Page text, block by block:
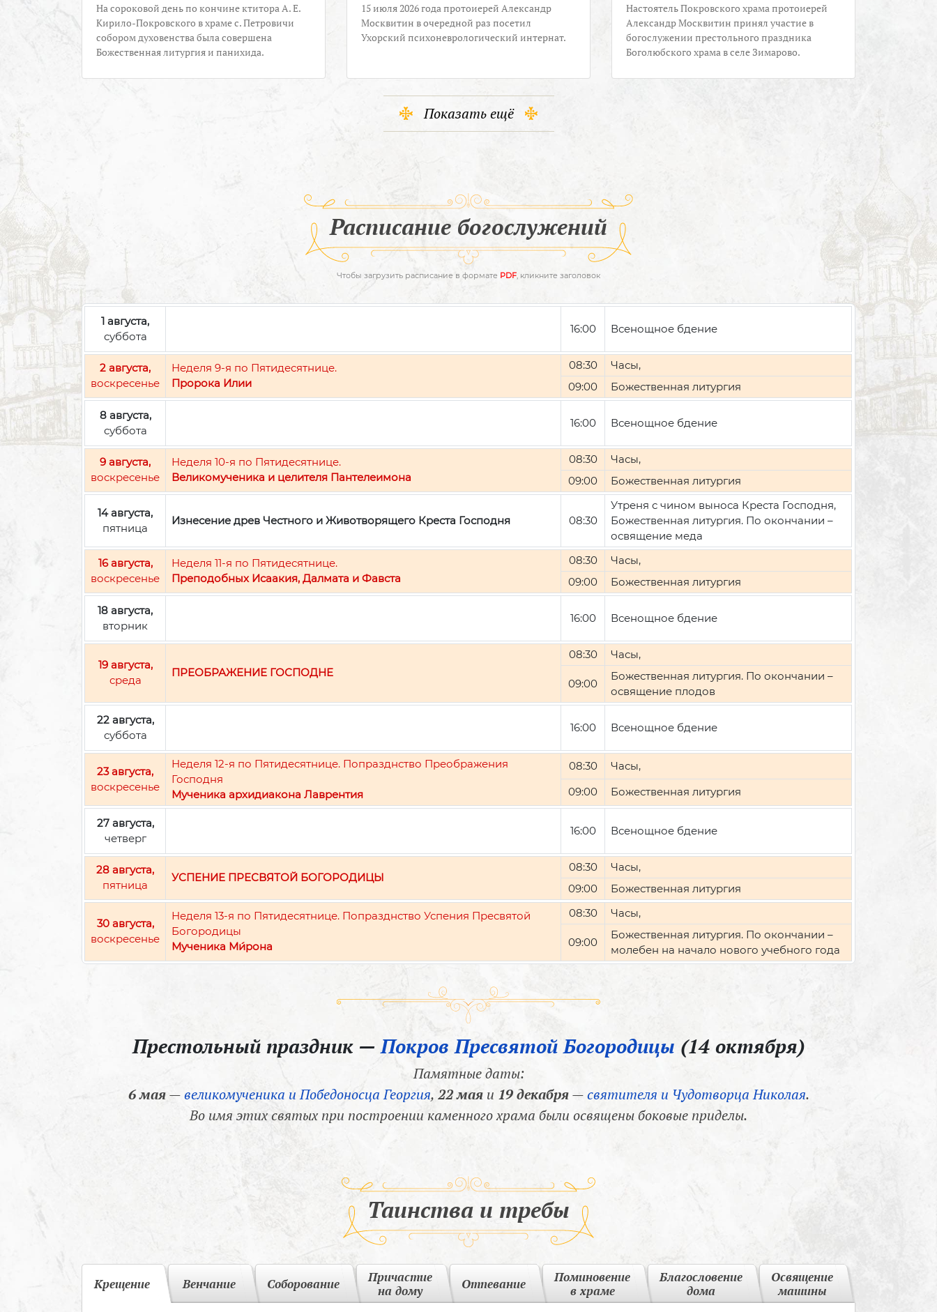
На сороковой день по кончине ктитора А. Е.
Кирило-Покровского в храме с. Петровичи
собором духовенства была совершена
Божественная литургия и панихида.
15 июля 2026 года протоиерей Александр
Москвитин в очередной раз посетил
Ухорский психоневрологический интернат.
Настоятель Покровского храма протоиерей
Александр Москвитин принял участие в
богослужении престольного праздника
Боголюбского храма в селе Зимарово.
Показать ещё
Расписание богослужений
Чтобы загрузить расписание в формате PDF, кликните заголовок
1 августа,
суббота
16:00 Всенощное бдение
2 августа,
воскресенье
Неделя 9-я по Пятидесятнице.
Пророка Илии
08:30
Часы,
09:00
Божественная литургия
8 августа,
суббота
16:00 Всенощное бдение
9 августа,
воскресенье
Неделя 10-я по Пятидесятнице.
Великомученика и целителя Пантелеимона
08:30
Часы,
09:00
Божественная литургия
14 августа,
пятница
Изнесение древ Честного и Животворящего Креста Господня 08:30
Утреня с чином выноса Креста Господня,
Божественная литургия. По окончании –
освящение меда
16 августа,
воскресенье
Неделя 11-я по Пятидесятнице.
Преподобных Исаакия, Далмата и Фавста
08:30
Часы,
09:00
Божественная литургия
18 августа,
вторник
16:00 Всенощное бдение
19 августа,
среда
ПРЕОБРАЖЕНИЕ ГОСПОДНЕ
08:30 Часы,
09:00
Божественная литургия. По окончании –
освящение плодов
22 августа,
суббота
16:00 Всенощное бдение
23 августа,
воскресенье
Неделя 12-я по Пятидесятнице. Попразднство Преображения
Господня
Мученика архидиакона Лаврентия
08:30
Часы,
09:00
Божественная литургия
27 августа,
четверг
16:00 Всенощное бдение
28 августа,
пятница
УСПЕНИЕ ПРЕСВЯТОЙ БОГОРОДИЦЫ
08:30
Часы,
09:00
Божественная литургия
30 августа,
воскресенье
Неделя 13-я по Пятидесятнице. Попразднство Успения Пресвятой
Богородицы
Мученика Ми́рона
08:30 Часы,
09:00
Божественная литургия. По окончании –
молебен на начало нового учебного года
Престольный праздник —Покров Пресвятой Богородицы (14 октября)
Памятные даты:
6 мая—великомученика и Победоносца Георгия, 22 маяи 19 декабря—святителя и Чудотворца Николая.
Во имя этих святых при построении каменного храма были освящены боковые приделы.
Таинства и требы
Крещение Венчание Соборование
Причастие
на дому
Отпевание
Поминовение
в храме
Благословение
дома
Освящение
машины